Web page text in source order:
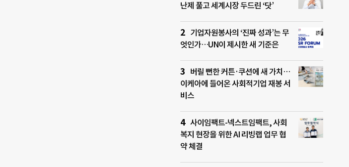
난제 풀고 세계시장 두드린 ‘닷’
기업자원봉사의 ‘진짜 성과’는 무
엇인가…UN이 제시한 새 기준은
버릴 뻔한 커튼·쿠션에 새 가치…
이케아에 들어온 사회적기업 재봉 서
비스
사이임팩트-넥스트임팩트, 사회
복지 현장을 위한 AI 리빙랩 업무 협
약 체결